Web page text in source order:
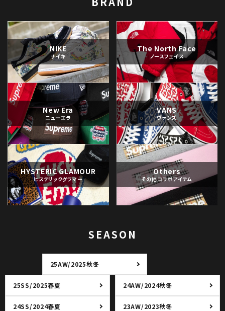
NIKE
ナイキ
The North Face
ノースフェイス
New Era
ニューエラ
VANS
ヴァンズ
HYSTERIC GLAMOUR
ヒステリックグラマー
Others
その他コラボアイテム
SEASON
25AW/2025秋冬
25SS/2025春夏 24AW/2024秋冬
24SS/2024春夏 23AW/2023秋冬